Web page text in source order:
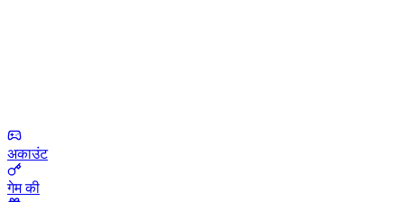
अकाउंट
गेम की